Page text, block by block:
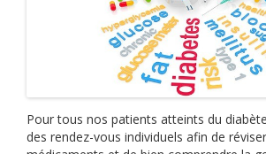
Pour tous nos patients atteints du
des rendez-vous individuels afin de